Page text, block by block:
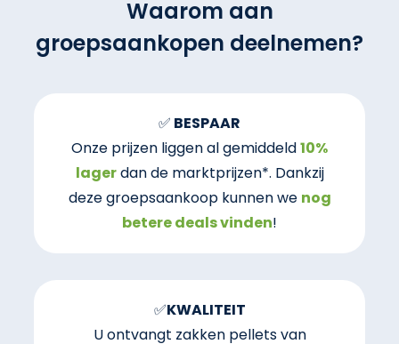
Waarom aan
groepsaankopen deelnemen?
✅ BESPAAR
Onze prijzen liggen al gemiddeld10%
lagerdan de marktprijzen*. Dankzij
deze groepsaankoop kunnen we nog
betere deals vinden!
✅KWALITEIT
U ontvangt zakken pellets van